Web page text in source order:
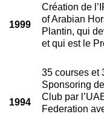
1999
Création de
of Arabian
Plantin, qui
et qui est le
1994
35 courses et
Sponsoring
Club par
Federation